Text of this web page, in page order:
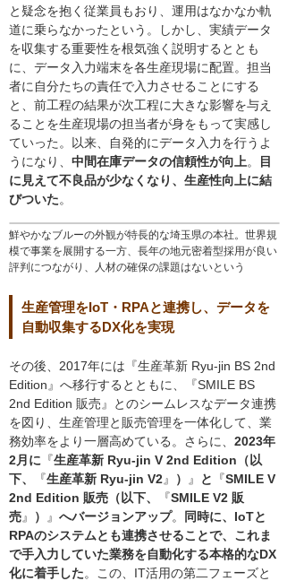
鮮やかなブルーの外観が特長的な埼玉県の本社。世界規
模で事業を展開する一方、長年の地元密着型採用が良い
評判につながり、人材の確保の課題はないという
と疑念を抱く従業員もおり、運用はなかなか軌
道に乗らなかったという。しかし、実績データ
を収集する重要性を根気強く説明するととも
に、データ入力端末を各生産現場に配置。担当
者に自分たちの責任で入力させることにする
と、前工程の結果が次工程に大きな影響を与え
ることを生産現場の担当者が身をもって実感し
ていった。以来、自発的にデータ入力を行うよ
うになり、 中間在庫データの信頼性が向上。
目
に見えて不良品が少なくなり、生産性向上に結
びついた。
生産管理をIoT・RPAと連携し、データを
自動収集するDX化を実現
その後、2017年には『生産革新 Ryu-jin BS 2nd
Edition』へ移行するとともに、『SMILE BS
2nd Edition 販売』とのシームレスなデータ連携
を図り、生産管理と販売管理を一体化して、業
務効率をより一層高めている。さらに、 2023年
2月に 『生産革新 Ryu-jin V 2nd Edition（以
下、
『生産革新 Ryu-jin V2』 ） 』 と 『SMILE V
2nd Edition 販売（以下、
『SMILE V2 販
売』 ） 』 へバージョンアップ。
同時に、IoTと
RPAのシステムとも連携させることで、これま
で手入力していた業務を自動化する本格的なDX
化に着手した。この、IT活用の第二フェーズと